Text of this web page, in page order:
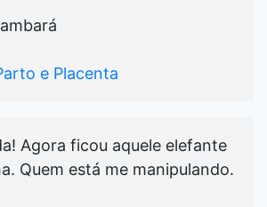
e Placenta
Agora ficou aquele elefante
Quem está me manipulando.